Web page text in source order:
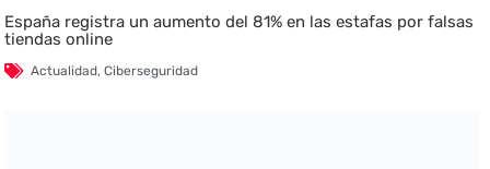
España registra un aumento del 81% en las estafas por falsas
tiendas online
Actualidad,Ciberseguridad